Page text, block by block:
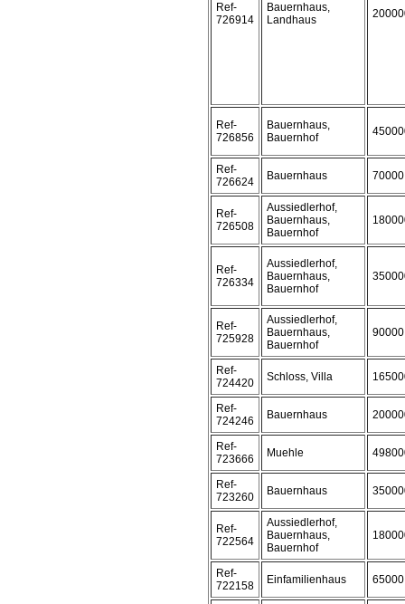
Ref-
726914
Bauernhaus,
Landhaus
Ref-
726856
Bauernhaus,
Bauernhof
Ref-
726624
Bauernhaus 70000
Ref-
726508
Aussiedlerhof,
Bauernhaus,
Bauernhof
Ref-
726334
Aussiedlerhof,
Bauernhaus,
Bauernhof
Ref-
725928
Aussiedlerhof,
Bauernhaus,
Bauernhof
90000
Ref-
724420
Schloss, Villa
Ref-
724246
Bauernhaus
Ref-
723666
Muehle
Ref-
723260
Bauernhaus
Ref-
722564
Aussiedlerhof,
Bauernhaus,
Bauernhof
Ref-
722158
Einfamilienhaus 65000